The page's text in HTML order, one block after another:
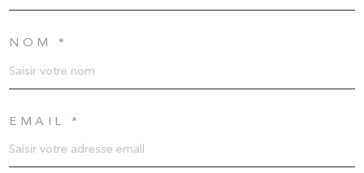
NOM *
EMAIL *